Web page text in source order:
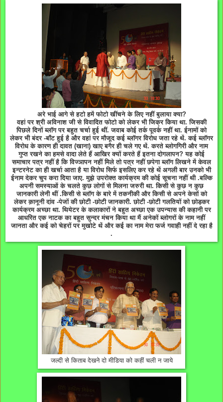
अरे भाई आगे से हटो हमें फोटो खींचने के लिए नहीं बुलाया क्या?
वहां पर श्री अविनाश जी से विवादित फोटो को लेकर भी जिक्र किया था. जिसकी
पिछले दिनों ब्लॉग पर बहुत चर्चा हुई थीं. जवाब कोई तर्क पूवर्क नहीं था. ईनामों को
लेकर भी बंदर -बाँट हुई है और वहां पर मौजूद कई ब्लॉगर विरोध जता रहे थें. कई ब्लॉगर
विरोध के कारण ही दावत (खाना) खाए बगैर ही चले गए थें. करते ब्लोगगिरी और नाम
गुप्त रखने का हमसे वादा लेते हैं आखिर क्यों करते हैं इतना दोगलापन? यह कोई
समाचार पत्र नहीं है कि विज्ञापन नहीं मिले तो पत्र नहीं छपेगा ब्लॉग लिखने में केवल
इन्टरनेट का ही खर्चा आता है या विरोध सिर्फ इसलिए कर रहे थें अगली बार उनको भी
ईनाम देकर चुप करा दिया जाए. मुझे उपरोक्त कार्यक्रम की कोई सूचना नहीं थी .बल्कि
अपनी समस्याओं के चलते कुछ लोगों से मिलना जरुरी था. किसी से कुछ न कुछ
जानकारी लेनी थीं .किसी से ब्लॉग के बारे में तकनीकी और किसी से अपने केसों को
लेकर क़ानूनी दांव -पेजों की छोटी -छोटी जानकारी. छोटी -छोटी गलतियों को छोड़कर
कार्यक्रम अच्छा था. थियेटर के कलाकारों ने बहुत अच्छा एक उपन्यास की कहानी पर
आधरित एक नाटक का बहुत सुन्दर मंचन किया था मैं अनेकों ब्लोगरों के नाम नहीं
जानता और कई को चेहरों पर मुखोटे थें और कई का नाम मेरा फर्ज गवाही नहीं दे रहा है
.
जल्दी से किताब देखने दो मीडिया को कहीं चली न जाये